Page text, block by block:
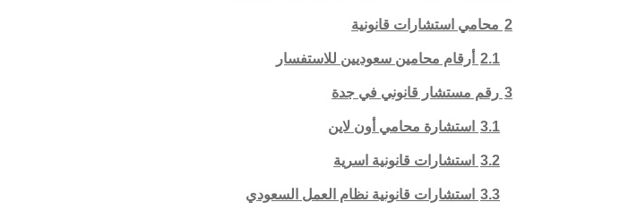
2 محامي استشارات قانونية
2.1 أرقام محامين سعوديين للاستفسار
3 رقم مستشار قانوني في جدة
3.1 استشارة محامي أون لاين
3.2 استشارات قانونية اسرية
3.3 استشارات قانونية نظام العمل السعودي